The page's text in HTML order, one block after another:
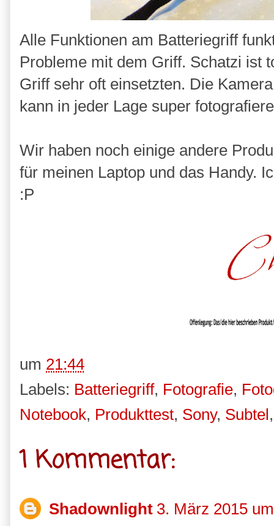
Alle Funktionen am Batteriegriff
Probleme mit dem Griff. Schatzi ist
Griff sehr oft einsetzten. Die
kann in jeder Lage super
Wir haben noch einige andere
für meinen Laptop und das Handy.
:P
um 21:44
Labels: Batteriegriff, Fotografie,
Notebook, Produkttest, Sony, Subtel
1 Kommentar:
Shadownlight 3. März 2015